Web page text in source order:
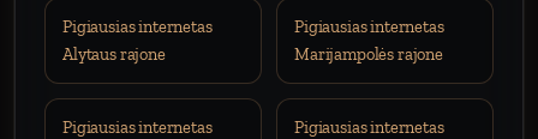
Pigiausias internetas
Alytaus rajone
Pigiausias internetas
Marijampolės rajone
Pigiausias internetas
Pigiausias internetas